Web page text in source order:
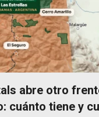
abre otro
cuánto tiene y